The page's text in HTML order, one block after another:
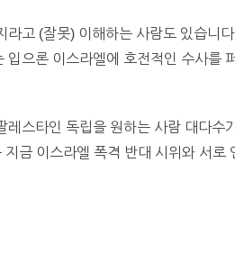
고 (잘못) 이해하는 사람도 있습니
으론 이스라엘에 호전적인 수사를
스타인 독립을 원하는 사람 대다수
금 이스라엘 폭격 반대 시위와 서로